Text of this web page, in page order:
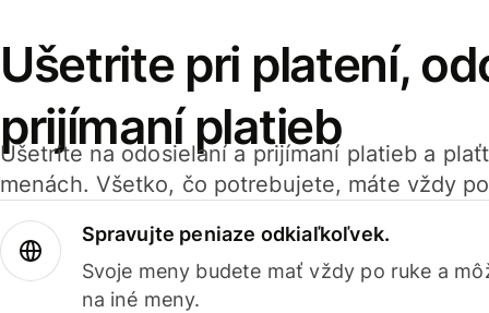
Ušetrite pri platení,
prijímaní platieb
Ušetrite na odosielaní a prijímaní platieb a
menách. Všetko, čo potrebujete, máte vždy
Spravujte peniaze odkiaľkoľvek.
Svoje meny budete mať vždy po ruke a
na iné meny.